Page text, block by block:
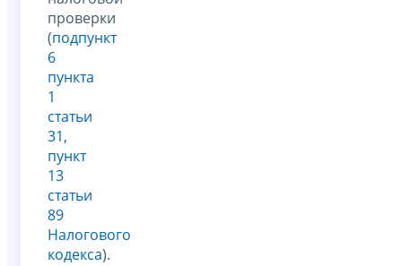
проверки
(подпункт
6
пункта
1
статьи
31,
пункт
13
статьи
89
Налогового
кодекса).